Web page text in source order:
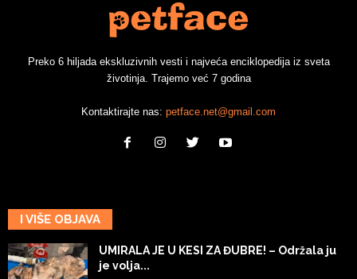
Preko 6 hiljada ekskluzivnih vesti i najveća enciklopedija iz sveta
životinja. Trajemo već 7 godina
Kontaktirajte nas: petface.net@gmail.com
I VIŠE OBJAVA
UMIRALA JE U KESI ZA ĐUBRE! – Održala ju
je volja...